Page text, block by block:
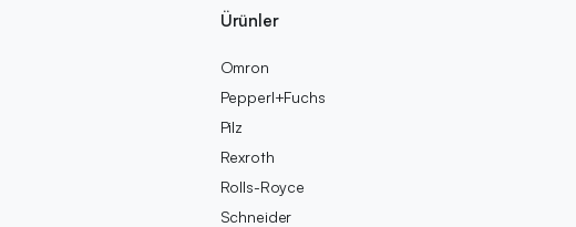
Ürünler
Omron
Pepperl+Fuchs
Pilz
Rexroth
Rolls-Royce
Schneider